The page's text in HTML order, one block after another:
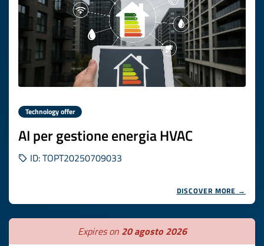
Technology offer
AI per gestione energia HVAC
ID: TOPT20250709033
DISCOVER MORE →
Expires on 20 agosto 2026